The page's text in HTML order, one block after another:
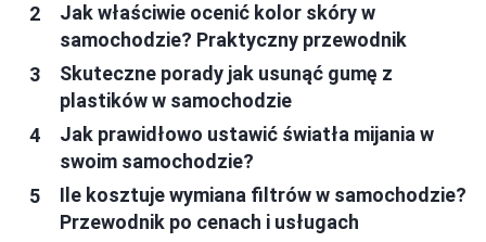
Jak właściwie ocenić kolor skóry w
samochodzie? Praktyczny przewodnik
Skuteczne porady jak usunąć gumę z
plastików w samochodzie
Jak prawidłowo ustawić światła mijania w
swoim samochodzie?
Ile kosztuje wymiana filtrów w samochodzie?
Przewodnik po cenach i usługach